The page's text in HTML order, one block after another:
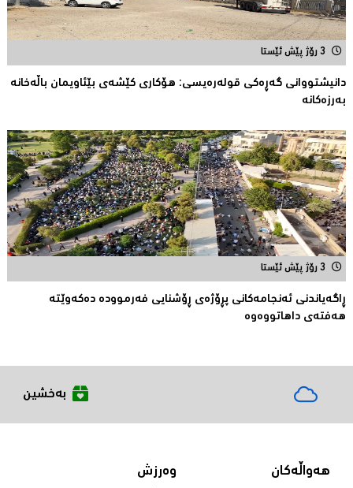
3 رۆژ پێش ئێستا
دانیشتووانى گەڕەكی قولەرەیسی: هۆکارى کێشەى بێئاویمان باڵەخانە
بەرزەكانە
3 رۆژ پێش ئێستا
ڕاگەیاندنی ئەنجامەكانی پڕۆژەی ڕۆشنایی فەرموودە دەکەوێتە
هەفتەی داهاتووەوە
بەخشین
هەواڵەکان وەرزش